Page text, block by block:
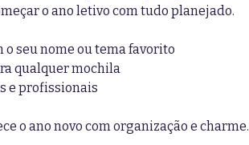
o ano letivo com tudo planejado.
o seu nome ou tema favorito
qualquer mochila
e profissionais
o ano novo com organização e charme.